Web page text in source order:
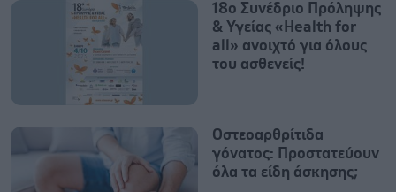
18ο Συνέδριο Πρόληψης
& Υγείας «Health for
all» ανοιχτό για όλους
του ασθενείς!
Οστεοαρθρίτιδα
γόνατος: Προστατεύουν
όλα τα είδη άσκησης;